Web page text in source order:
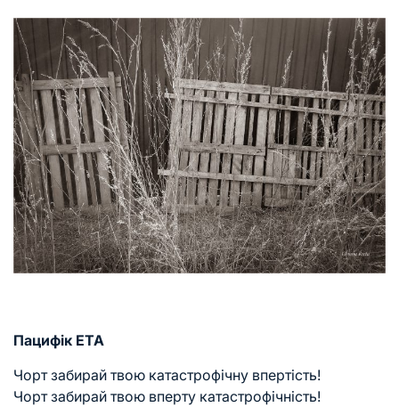
Пацифік ЕТА
Чорт забирай твою катастрофічну впертість!
Чорт забирай твою вперту катастрофічність!